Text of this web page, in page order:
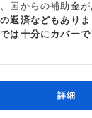
国からの補助金
返済などもあり
は十分にカバー
詳細